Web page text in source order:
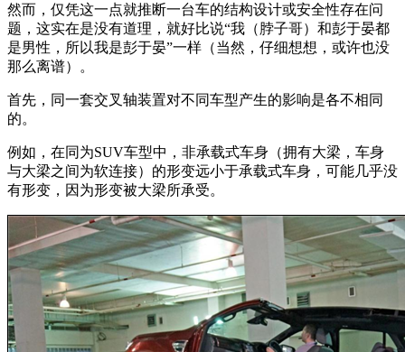
然而，仅凭这一点就推断一台车的结构设计或安全性存在问
题，这实在是没有道理，就好比说“我（脖子哥）和彭于晏都
是男性，所以我是彭于晏”一样（当然，仔细想想，或许也没
那么离谱）。
首先，同一套交叉轴装置对不同车型产生的影响是各不相同
的。
例如，在同为SUV车型中，非承载式车身（拥有大梁，车身
与大梁之间为软连接）的形变远小于承载式车身，可能几乎没
有形变，因为形变被大梁所承受。